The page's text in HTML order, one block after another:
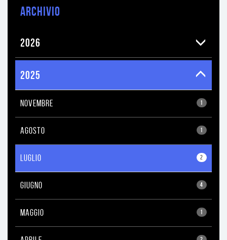
ARCHIVIO
2026
2025
1
NOVEMBRE
1
AGOSTO
2
LUGLIO
4
GIUGNO
1
MAGGIO